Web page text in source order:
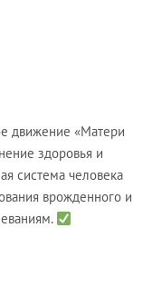
движение «Матери
здоровья и
система человека
врожденного и